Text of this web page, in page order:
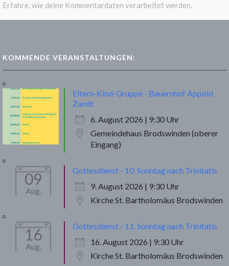
Erfahre, wie deine Kommentardaten verarbeitet werden.
KOMMENDE VERANSTALTUNGEN:
Eltern-Kind-Gruppe - Bauernhof Appold
Zandt
6. August 2026 | 9:30 Uhr
Gemeindehaus Brodswinden (oberer
Eingang)
09
Aug.
Gottesdienst - 10. Sonntag nach Trinitatis
9. August 2026 | 9:30 Uhr
Kirche St. Bartholomäus Brodswinden
16
Aug.
Gottesdienst - 11. Sonntag nach Trinitatis
16. August 2026 | 9:30 Uhr
Kirche St. Bartholomäus Brodswinden